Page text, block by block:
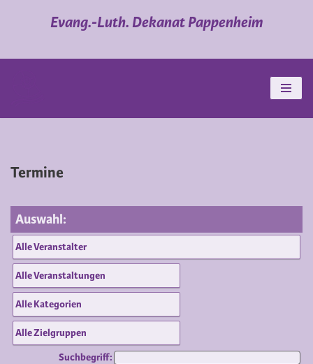
Evang.-Luth. Dekanat Pappenheim
Termine
Auswahl:
Suchbegriff: